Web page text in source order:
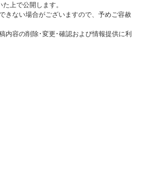
上で公開します。
きない場合がございますので、予めご容赦
内容の削除･変更･確認および情報提供に利